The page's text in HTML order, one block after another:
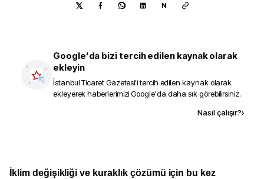
N
Google'da bizi tercih edilen kaynak olarak
ekleyin
İstanbul Ticaret Gazetesi'i tercih edilen kaynak olarak
ekleyerek haberlerimizi Google'da daha sık görebilirsiniz.
Nasıl çalışır?›
İklim değişikliği ve kuraklık çözümü için bu kez